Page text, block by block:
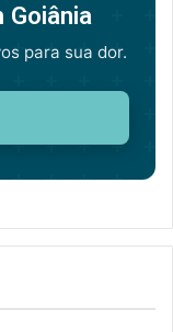
Goiânia
para sua dor.